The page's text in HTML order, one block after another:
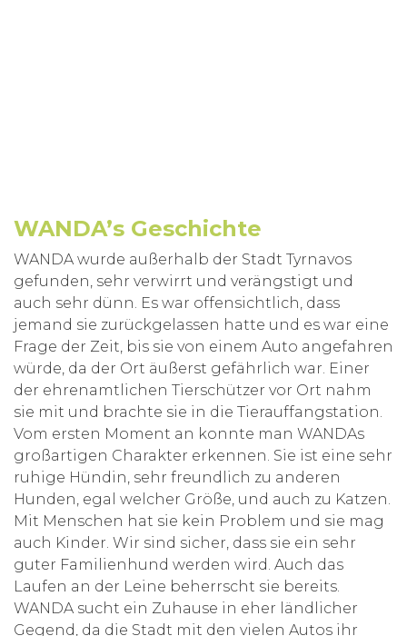
WANDA’s Geschichte
WANDA wurde außerhalb der Stadt Tyrnavos
gefunden, sehr verwirrt und verängstigt und
auch sehr dünn. Es war offensichtlich, dass
jemand sie zurückgelassen hatte und es war eine
Frage der Zeit, bis sie von einem Auto angefahren
würde, da der Ort äußerst gefährlich war. Einer
der ehrenamtlichen Tierschützer vor Ort nahm
sie mit und brachte sie in die Tierauffangstation.
Vom ersten Moment an konnte man WANDAs
großartigen Charakter erkennen. Sie ist eine sehr
ruhige Hündin, sehr freundlich zu anderen
Hunden, egal welcher Größe, und auch zu Katzen.
Mit Menschen hat sie kein Problem und sie mag
auch Kinder. Wir sind sicher, dass sie ein sehr
guter Familienhund werden wird. Auch das
Laufen an der Leine beherrscht sie bereits.
WANDA sucht ein Zuhause in eher ländlicher
Gegend, da die Stadt mit den vielen Autos ihr